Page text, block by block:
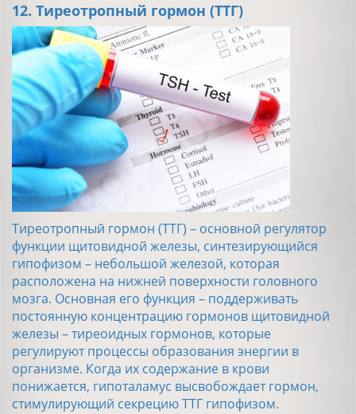
12. Тиреотропный гормон (ТТГ)
Тиреотропный гормон (ТТГ) – основной регулятор
функции щитовидной железы, синтезирующийся
гипофизом – небольшой железой, которая
расположена на нижней поверхности головного
мозга. Основная его функция – поддерживать
постоянную концентрацию гормонов щитовидной
железы – тиреоидных гормонов, которые
регулируют процессы образования энергии в
организме. Когда их содержание в крови
понижается, гипоталамус высвобождает гормон,
стимулирующий секрецию ТТГ гипофизом.